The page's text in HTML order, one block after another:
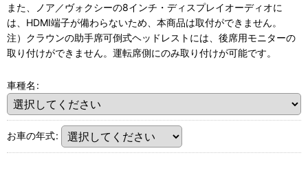
また、ノア／ヴォクシーの8インチ・ディスプレイオーディオに
は、HDMI端子が備わらないため、本商品は取付ができません。
注）クラウンの助手席可倒式ヘッドレストには、後席用モニターの
取り付けができません。運転席側にのみ取り付けが可能です。
車種名 :
お車の年式: